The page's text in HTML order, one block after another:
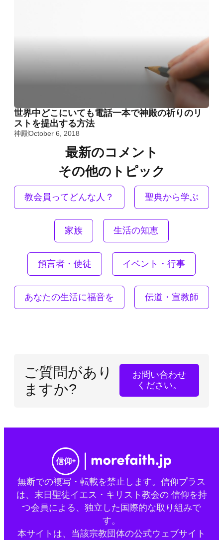
世界中どこにいても電話一本で神殿の祈りのリ
ストを提出する方法
神殿October 6, 2018
最新のコメント
その他のトピック
教会員ってどんな人？ 聖典から学ぶ
家族 生活の知恵
預言者・使徒 イベント・行事
あなたの生活に福音を 伝道・宣教師
ご質問があり
ますか?
お問い合わせ
ください。
無断での複写・転載を禁止します。信仰プラス
は、末日聖徒イエス・キリスト教会の 信仰を持
つ会員による、独立した国際的な取り組みで
す。
本サイトは、当該宗教団体の公式ウェブサイト